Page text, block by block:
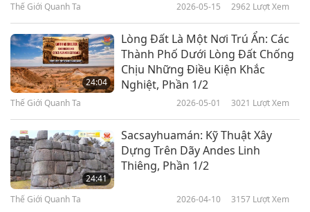
Thế Giới Quanh Ta 2026-05-15 2962 Lượt Xem
24:04
Lòng Đất Là Một Nơi Trú Ẩn: Các
Thành Phố Dưới Lòng Đất Chống
Chịu Những Điều Kiện Khắc
Nghiệt, Phần 1/2
Thế Giới Quanh Ta 2026-05-01 3021 Lượt Xem
24:41
Sacsayhuamán: Kỹ Thuật Xây
Dựng Trên Dãy Andes Linh
Thiêng, Phần 1/2
Thế Giới Quanh Ta 2026-04-10 3157 Lượt Xem